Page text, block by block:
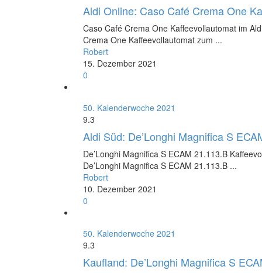
Aldi Online: Caso Café Crema One
Caso Café Crema One Kaffeevollautomat im
Crema One Kaffeevollautomat zum ...
Robert
15. Dezember 2021
0
50. Kalenderwoche 2021
9.3
Aldi Süd: De’Longhi Magnifica S
De’Longhi Magnifica S ECAM 21.113.B
De’Longhi Magnifica S ECAM 21.113.B ...
Robert
10. Dezember 2021
0
50. Kalenderwoche 2021
9.3
Kaufland: De’Longhi Magnifica S